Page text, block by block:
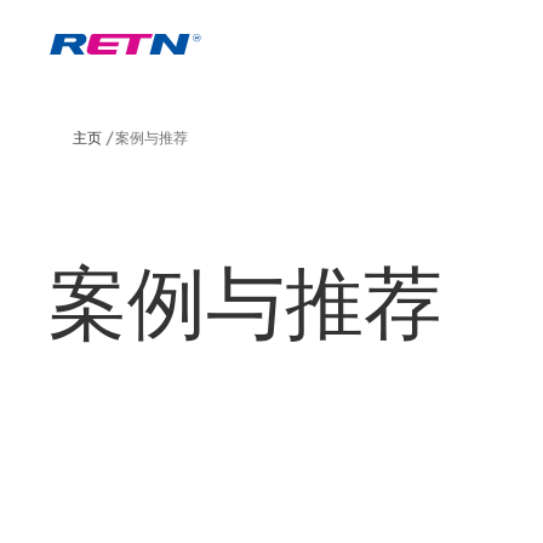
主页 案例与推荐
案例与推荐